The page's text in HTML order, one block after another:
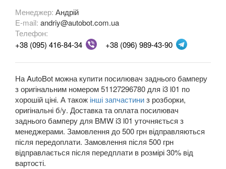
3 Series G20/G21
4 Series F32
4 Series F36
M4 F82/F83
5 Series E39
M5 E39
5 Series E60
Менеджер: Андрій
E-mail: andriy@autobot.com.ua
Телефон:
+38 (095) 416-84-34
+38 (096) 989-43-90
На AutoBot можна купити посилювач заднього бамперу
з оригінальним номером 51127296780 для i3 l01 по
хорошій ціні. А також інші запчастиниз розборки,
оригінальні б/у. Доставка та оплата посилювач
заднього бамперу для BMW i3 l01 уточняється з
менеджерами. Замовлення до 500 грн відправляються
після передоплати. Замовлення після 500 грн
відправлається після передплати в розмірі 30% від
вартості.